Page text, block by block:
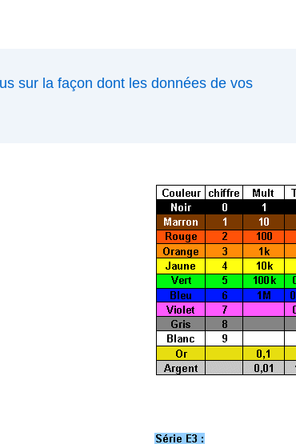
sur la façon dont les données de vos